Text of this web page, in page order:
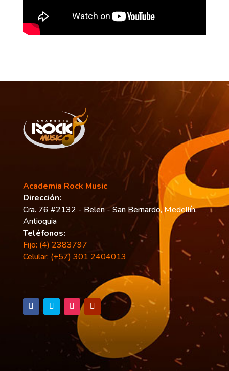
Academia Rock Music
Dirección:
Cra. 76 #2132 - Belen - San Bernardo, Medellín,
Antioquia
Teléfonos:
Fijo: (4) 2383797
Celular: (+57) 301 2404013